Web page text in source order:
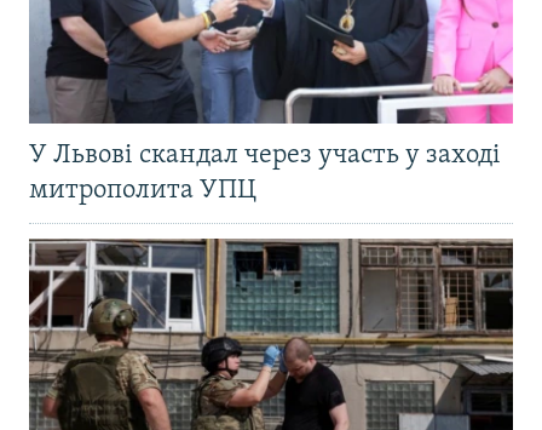
У Львові скандал через участь у заході
митрополита УПЦ